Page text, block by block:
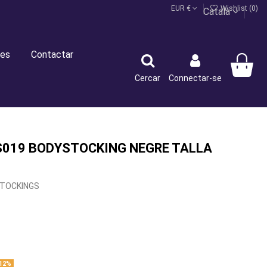
Català
EUR € Wishlist (0)
Contactar
Cercar Connectar-se
BODYSTOCKING NEGRE TALLA